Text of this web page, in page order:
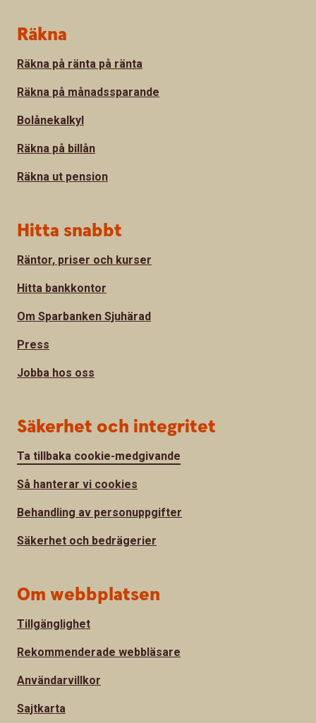
Sidfot
Räkna
Räkna på ränta på ränta
Räkna på månadssparande
Bolånekalkyl
Räkna på billån
Räkna ut pension
Hitta snabbt
Räntor, priser och kurser
Hitta bankkontor
Om Sparbanken Sjuhärad
Press
Jobba hos oss
Säkerhet och integritet
Ta tillbaka cookie-medgivande
Så hanterar vi cookies
Behandling av personuppgifter
Säkerhet och bedrägerier
Om webbplatsen
Tillgänglighet
Rekommenderade webbläsare
Användarvillkor
Sajtkarta